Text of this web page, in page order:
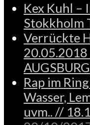
Kex Kuhl –
Stokkholm
Verrückte
20.05.2018
AUGSBURG
Rap im
Wasser,
uvm.. //